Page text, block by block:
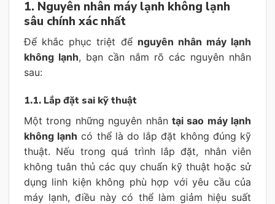
1. Nguyên nhân máy lạnh không lạnh
sâu chính xác nhất
Để khắc phục triệt để nguyên nhân máy lạnh
không lạnh, bạn cần nắm rõ các nguyên nhân
sau:
1.1. Lắp đặt sai kỹ thuật
Một trong những nguyên nhân tại sao máy lạnh
không lạnh có thể là do lắp đặt không đúng kỹ
thuật. Nếu trong quá trình lắp đặt, nhân viên
không tuân thủ các quy chuẩn kỹ thuật hoặc sử
dụng linh kiện không phù hợp với yêu cầu của
máy lạnh, điều này có thể làm giảm hiệu suất